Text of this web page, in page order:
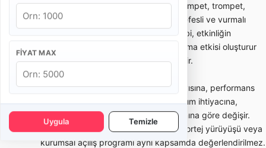
FIYAT MAX
Uygula Temizle
sunan gezici müzik ekibidir. Davul, trampet, trompet,
klarnet, saksafon, zurna veya farklı nefesli ve vurmalı
enstrümanlardan oluşabilir. Bando ekibi, etkinliğin
başlangıcında dikkat çekici bir karşılama etkisi oluşturur
ve kalabalığın enerjisini hızlıca yükseltir.
Bando takımı fiyatları; ekipteki kişi sayısına, performans
süresine, etkinlik yerine, şehir dışı ulaşım ihtiyacına,
kostüm tercihine ve repertuar kapsamına göre değişir.
Kısa gelin alma performansı ile uzun kortej yürüyüşü veya
kurumsal açılış programı aynı kapsamda değerlendirilmez.